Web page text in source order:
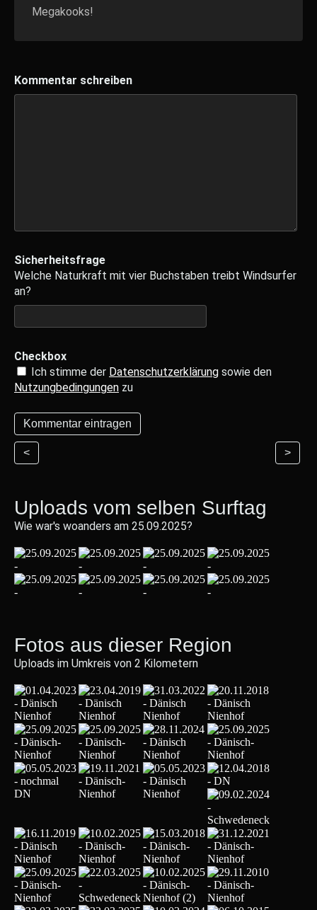
Megakooks!
Kommentar schreiben
Sicherheitsfrage
Welche Naturkraft mit vier Buchstaben treibt Windsurfer
an?
Checkbox
Ich stimme der Datenschutzerklärung sowie den
Nutzungbedingungen zu
< >
Uploads vom selben Surftag
Wie war's woanders am 25.09.2025?
Fotos aus dieser Region
Uploads im Umkreis von 2 Kilometern